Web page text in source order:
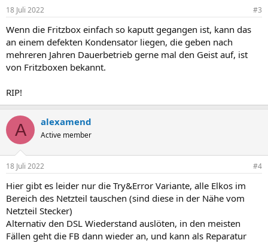
18 Juli 2022 #3
Wenn die Fritzbox einfach so kaputt gegangen ist, kann das
an einem defekten Kondensator liegen, die geben nach
mehreren Jahren Dauerbetrieb gerne mal den Geist auf, ist
von Fritzboxen bekannt.
RIP!
A alexamend
Active member
18 Juli 2022 #4
Hier gibt es leider nur die Try&Error Variante, alle Elkos im
Bereich des Netzteil tauschen (sind diese in der Nähe vom
Netzteil Stecker)
Alternativ den DSL Wiederstand auslöten, in den meisten
Fällen geht die FB dann wieder an, und kann als Reparatur